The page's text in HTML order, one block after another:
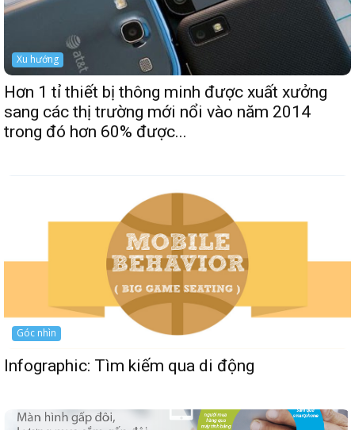
Xu hướng
Hơn 1 tỉ thiết bị thông minh được xuất xưởng
sang các thị trường mới nổi vào năm 2014
trong đó hơn 60% được...
Góc nhìn
Infographic: Tìm kiếm qua di động